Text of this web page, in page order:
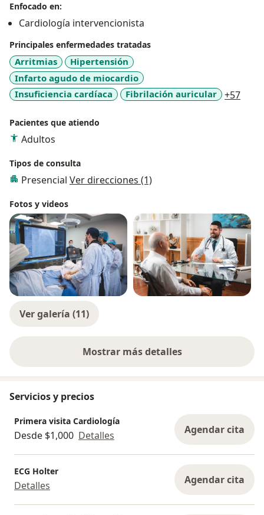
esta última estancia adquirí experiencia en realizar
cateterismos cardíacos, intervenciones coronarias y
tratar enfermedades valvulares sin cirugía.
Enfocado en:
Cardiología intervencionista
Principales enfermedades tratadas
Arritmias
Hipertensión
Infarto agudo de miocardio
Insuficiencia cardíaca
Fibrilación auricular +57
Pacientes que atiendo
Adultos
Tipos de consulta
Presencial Ver direcciones (1)
Fotos y videos
Ver galería (11)
Mostrar más detalles
sobre la experiencia
Servicios y precios
Primera visita Cardiología
Desde $1,000 Detalles Agendar cita
ECG Holter
Detalles Agendar cita